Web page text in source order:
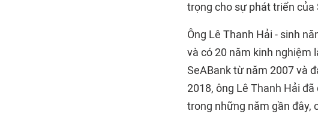
trọng cho sự phát triển của
Ông Lê Thanh Hải - sinh
và có 20 năm kinh nghiệm
SeABank từ năm 2007 và
2018, ông Lê Thanh Hải
trong những năm gần đây,